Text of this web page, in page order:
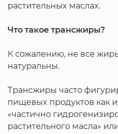
растительных маслах.
Что такое трансжиры?
К сожалению, не все
натуральны.
Трансжиры часто
пищевых продуктов как
«частично
растительного масла»